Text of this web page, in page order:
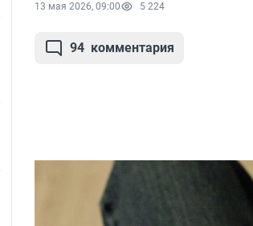
13 мая 2026, 09:00 5 224
94 комментария